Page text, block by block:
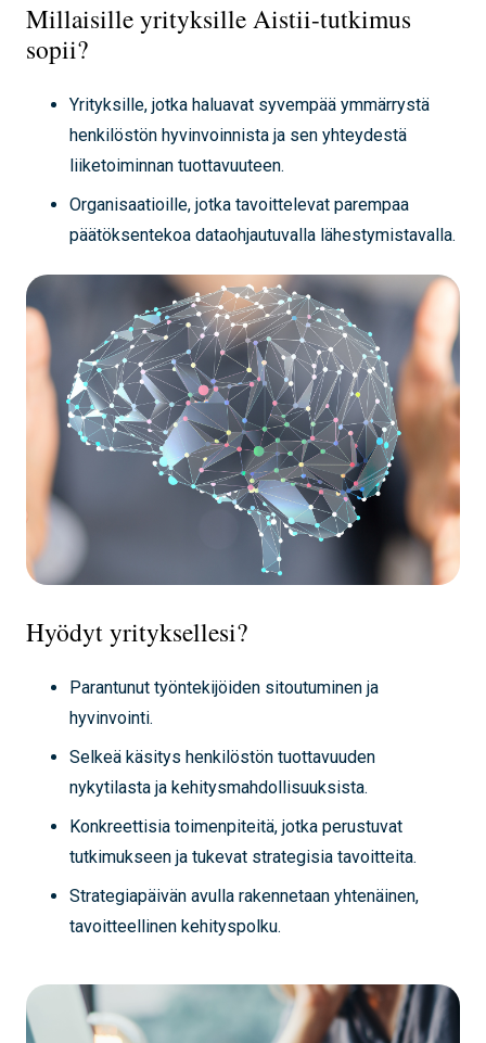
Millaisille yrityksille Aistii-tutkimus
sopii?
Yrityksille, jotka haluavat syvempää ymmärrystä
henkilöstön hyvinvoinnista ja sen yhteydestä
liiketoiminnan tuottavuuteen.
Organisaatioille, jotka tavoittelevat parempaa
päätöksentekoa dataohjautuvalla lähestymistavalla.
Hyödyt yrityksellesi?
Parantunut työntekijöiden sitoutuminen ja
hyvinvointi.
Selkeä käsitys henkilöstön tuottavuuden
nykytilasta ja kehitysmahdollisuuksista.
Konkreettisia toimenpiteitä, jotka perustuvat
tutkimukseen ja tukevat strategisia tavoitteita.
Strategiapäivän avulla rakennetaan yhtenäinen,
tavoitteellinen kehityspolku.